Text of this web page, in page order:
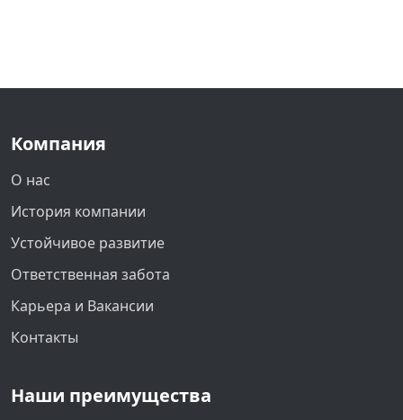
Компания
О нас
История компании
Устойчивое развитие
Ответственная забота
Карьера и Вакансии
Контакты
Наши преимущества